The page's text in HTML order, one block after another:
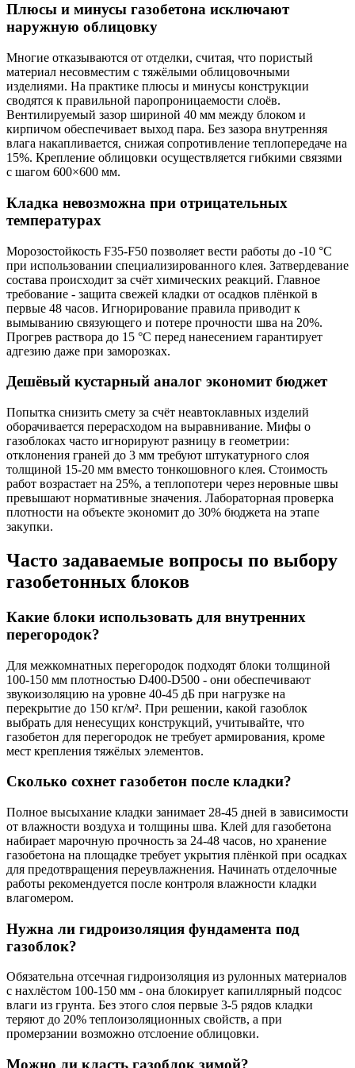
Плюсы и минусы газобетона исключают
наружную облицовку
Многие отказываются от отделки, считая, что пористый
материал несовместим с тяжёлыми облицовочными
изделиями. На практике плюсы и минусы конструкции
сводятся к правильной паропроницаемости слоёв.
Вентилируемый зазор шириной 40 мм между блоком и
кирпичом обеспечивает выход пара. Без зазора внутренняя
влага накапливается, снижая сопротивление теплопередаче на
15%. Крепление облицовки осуществляется гибкими связями
с шагом 600×600 мм.
Кладка невозможна при отрицательных
температурах
Морозостойкость F35-F50 позволяет вести работы до -10 °C
при использовании специализированного клея. Затвердевание
состава происходит за счёт химических реакций. Главное
требование - защита свежей кладки от осадков плёнкой в
первые 48 часов. Игнорирование правила приводит к
вымыванию связующего и потере прочности шва на 20%.
Прогрев раствора до 15 °C перед нанесением гарантирует
адгезию даже при заморозках.
Дешёвый кустарный аналог экономит бюджет
Попытка снизить смету за счёт неавтоклавных изделий
оборачивается перерасходом на выравнивание. Мифы о
газоблоках часто игнорируют разницу в геометрии:
отклонения граней до 3 мм требуют штукатурного слоя
толщиной 15-20 мм вместо тонкошовного клея. Стоимость
работ возрастает на 25%, а теплопотери через неровные швы
превышают нормативные значения. Лабораторная проверка
плотности на объекте экономит до 30% бюджета на этапе
закупки.
Часто задаваемые вопросы по выбору
газобетонных блоков
Какие блоки использовать для внутренних
перегородок?
Для межкомнатных перегородок подходят блоки толщиной
100-150 мм плотностью D400-D500 - они обеспечивают
звукоизоляцию на уровне 40-45 дБ при нагрузке на
перекрытие до 150 кг/м². При решении, какой газоблок
выбрать для ненесущих конструкций, учитывайте, что
газобетон для перегородок не требует армирования, кроме
мест крепления тяжёлых элементов.
Сколько сохнет газобетон после кладки?
Полное высыхание кладки занимает 28-45 дней в зависимости
от влажности воздуха и толщины шва. Клей для газобетона
набирает марочную прочность за 24-48 часов, но хранение
газобетона на площадке требует укрытия плёнкой при осадках
для предотвращения переувлажнения. Начинать отделочные
работы рекомендуется после контроля влажности кладки
влагомером.
Нужна ли гидроизоляция фундамента под
газоблок?
Обязательна отсечная гидроизоляция из рулонных материалов
с нахлёстом 100-150 мм - она блокирует капиллярный подсос
влаги из грунта. Без этого слоя первые 3-5 рядов кладки
теряют до 20% теплоизоляционных свойств, а при
промерзании возможно отслоение облицовки.
Можно ли класть газоблок зимой?